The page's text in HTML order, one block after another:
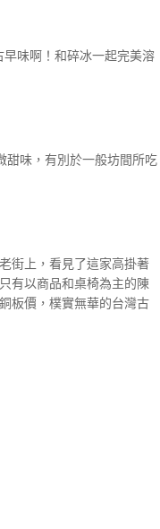
味啊！和碎冰一起完美溶
甜味，有別於一般坊間所吃
街上，看見了這家高掛著
有以商品和桌椅為主的陳
板價，樸實無華的台灣古